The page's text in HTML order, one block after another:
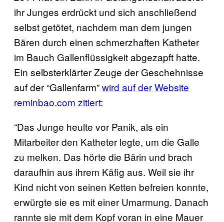
ihr Junges erdrückt und sich anschließend
selbst getötet, nachdem man dem jungen
Bären durch einen schmerzhaften Katheter
im Bauch Gallenflüssigkeit abgezapft hatte.
Ein selbsterklärter Zeuge der Geschehnisse
auf der “Gallenfarm”wird auf der Website
reminbao.com zitiert:
“Das Junge heulte vor Panik, als ein
Mitarbeiter den Katheter legte, um die Galle
zu melken. Das hörte die Bärin und brach
daraufhin aus ihrem Käfig aus. Weil sie ihr
Kind nicht von seinen Ketten befreien konnte,
erwürgte sie es mit einer Umarmung. Danach
rannte sie mit dem Kopf voran in eine Mauer